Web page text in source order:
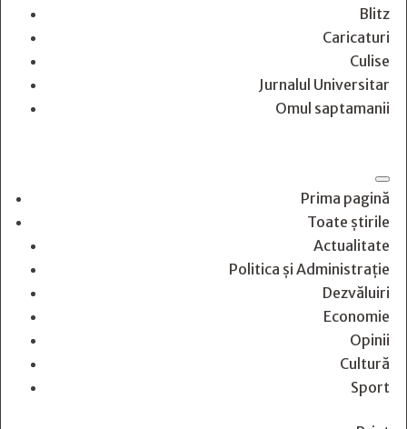
Blitz
Caricaturi
Culise
Jurnalul Universitar
Omul saptamanii
Prima pagină
Toate știrile
Actualitate
Politica și Administrație
Dezvăluiri
Economie
Opinii
Cultură
Sport